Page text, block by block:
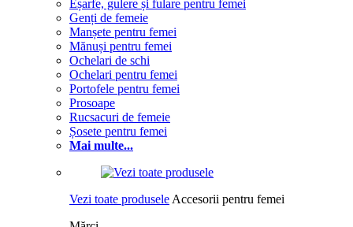
Eșarfe, gulere și fulare pentru femei
Genți de femeie
Manșete pentru femei
Mănuși pentru femei
Ochelari de schi
Ochelari pentru femei
Portofele pentru femei
Prosoape
Rucsacuri de femeie
Șosete pentru femei
Mai multe...
Vezi toate produsele Accesorii pentru femei